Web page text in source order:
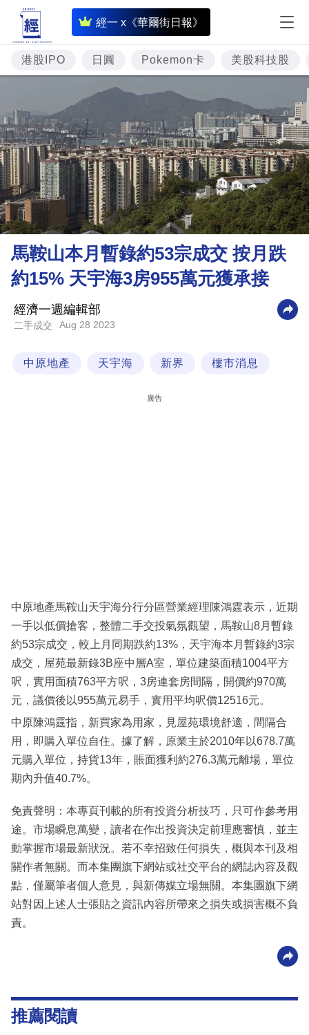
經一 x《華爾街日報》
即
時
財
經
專
題
投
資
樓
市
理
財
商
業
科
區
港股IPO 日圓 Pokemon卡 美股科技股
馬鞍山本月暫錄約53宗成交 按月跌
約15% 天宇海3房955萬元獲承接
經濟一週編輯部
二手成交 Aug 28 2023
中原地產 天宇海 新界 樓市消息
廣告
中原地產馬鞍山天宇海分行分區營業經理陳鴻霆表示，近期
一手以低價搶客，整體二手交投氣氛觀望，馬鞍山8月暫錄
約53宗成交，較上月同期跌約13%，天宇海本月暫錄約3宗
成交，屋苑最新錄3B座中層A室，單位建築面積1004平方
呎，實用面積763平方呎，3房連套房間隔，開價約970萬
元，議價後以955萬元易手，實用平均呎價12516元。
中原陳鴻霆指，新買家為用家，見屋苑環境舒適，間隔合
用，即購入單位自住。據了解，原業主於2010年以678.7萬
元購入單位，持貨13年，賬面獲利約276.3萬元離場，單位
期內升值40.7%。
免責聲明：本專頁刊載的所有投資分析技巧，只可作參考用
途。市場瞬息萬變，讀者在作出投資決定前理應審慎，並主
動掌握市場最新狀況。若不幸招致任何損失，概與本刊及相
關作者無關。而本集團旗下網站或社交平台的網誌內容及觀
點，僅屬筆者個人意見，與新傳媒立場無關。本集團旗下網
站對因上述人士張貼之資訊內容所帶來之損失或損害概不負
責。
推薦閱讀